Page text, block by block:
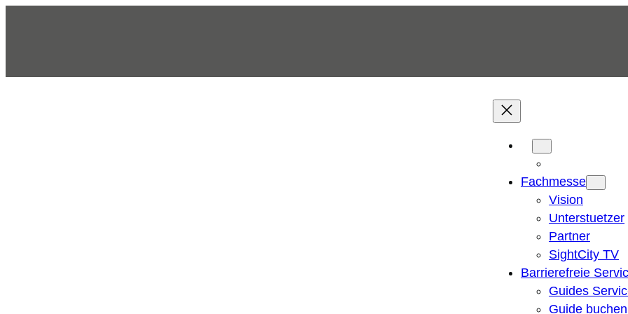
Fachmesse
Vision
Unterstuetzer
Partner
SightCity TV
Barrierefreie
Guides
Guide buchen